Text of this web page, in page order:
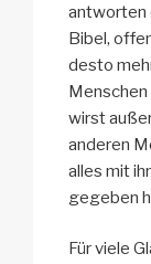
antworten
Bibel,
desto
wirst
anderen
alles mit
gegeben
Für viele